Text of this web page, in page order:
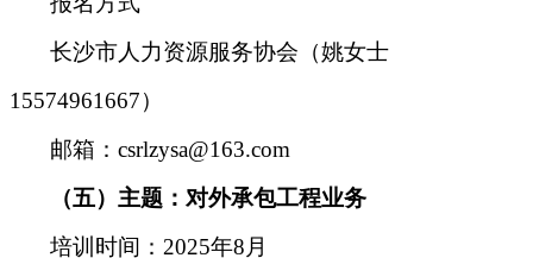
长沙市人力资源服务协会（姚女士
15574961667）
邮箱：csrlzysa@163.com
（五）主题：对外承包工程业务
培训时间 ： 2025年8月